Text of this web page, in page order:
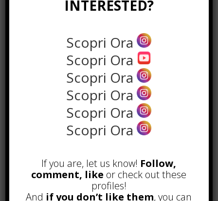
Conclusioni
un miglioramento
del posizionamento del tuo sito
con PrestaShopsui motori di
ricerca, prova a seguire questi
consigli, oppure, rivolgersi a una
web agency Roma che con
professionalità e competenza potrà
ottimizzare il tuo sito e mettere in
atto tutto le strategie necessarie per
Inoltre, ricorda di aggiornare con
costanza con contenuti sempre
INTERESTED?
Scopri Ora
Scopri Ora
Scopri Ora
Scopri Ora
Scopri Ora
Scopri Ora
If you are, let us know! Follow,
comment, like or check out these
profiles!
And if you don’t like them, you can